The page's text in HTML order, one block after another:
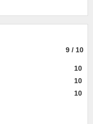
9 / 10
10
10
10